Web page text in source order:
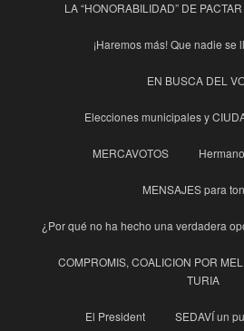
LA “HONORABILIDAD” DE
¡Haremos más! Que nadie se
EN BUSCA DEL
Elecciones municipales y
MERCAVOTOS
MENSAJES para
¿Por qué no ha hecho una verdadera
COMPROMIS, COALICION POR
TURIA
El President SEDAVÍ un